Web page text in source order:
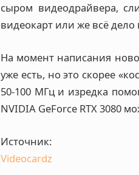
сыром видеодрайвера,
видеокарт или же всё дело
На момент написания
уже есть, но это скорее
50-100 МГц и изредка
NVIDIA GeForce RTX 3080
Источник:
Videocardz